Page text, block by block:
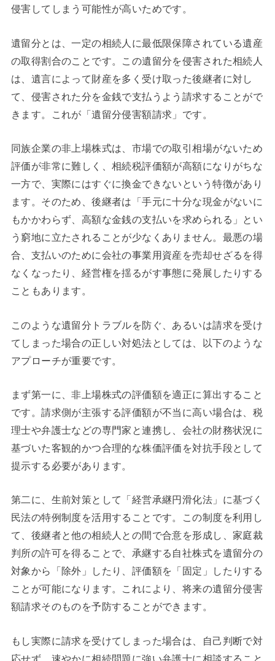
侵害してしまう可能性が高いためです。
遺留分とは、一定の相続人に最低限保障されている遺産
の取得割合のことです。この遺留分を侵害された相続人
は、遺言によって財産を多く受け取った後継者に対し
て、侵害された分を金銭で支払うよう請求することがで
きます。これが「遺留分侵害額請求」です。
同族企業の非上場株式は、市場での取引相場がないため
評価が非常に難しく、相続税評価額が高額になりがちな
一方で、実際にはすぐに換金できないという特徴があり
ます。そのため、後継者は「手元に十分な現金がないに
もかかわらず、高額な金銭の支払いを求められる」とい
う窮地に立たされることが少なくありません。最悪の場
合、支払いのために会社の事業用資産を売却せざるを得
なくなったり、経営権を揺るがす事態に発展したりする
こともあります。
このような遺留分トラブルを防ぐ、あるいは請求を受け
てしまった場合の正しい対処法としては、以下のような
アプローチが重要です。
まず第一に、非上場株式の評価額を適正に算出すること
です。請求側が主張する評価額が不当に高い場合は、税
理士や弁護士などの専門家と連携し、会社の財務状況に
基づいた客観的かつ合理的な株価評価を対抗手段として
提示する必要があります。
第二に、生前対策として「経営承継円滑化法」に基づく
民法の特例制度を活用することです。この制度を利用し
て、後継者と他の相続人との間で合意を形成し、家庭裁
判所の許可を得ることで、承継する自社株式を遺留分の
対象から「除外」したり、評価額を「固定」したりする
ことが可能になります。これにより、将来の遺留分侵害
額請求そのものを予防することができます。
もし実際に請求を受けてしまった場合は、自己判断で対
応せず、速やかに相続問題に強い弁護士に相談すること